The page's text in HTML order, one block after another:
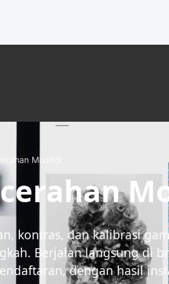
Monitor
kontras, dan kalibrasi
Berjalan langsung di
dengan hasil